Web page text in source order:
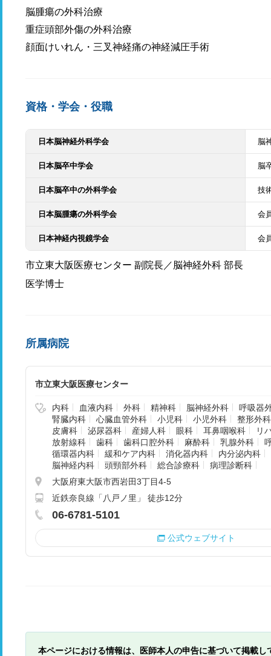
脳腫瘍の
重症頭部外傷
顔面けいれん・三叉神経痛の神経減圧手術
資格・学会・役職
日本脳神経外科学会 脳
日本脳卒中学会 脳
日本脳卒中の外科学会 技
日本脳腫瘍の外科学会 会
日本神経内視鏡学会 会
市立東大阪医療センター 副院長／脳神経外科 部長
医学博士
所属病院
市立東大阪医療センター
内科 血液内科 外科 精神科 脳神経外科
呼吸器
腎臓内科
心臓血管外科 小児科 小児外科
整形外科
皮膚科
泌尿器科 産婦人科 眼科 耳鼻咽喉科
リ
放射線科
歯科 歯科口腔外科 麻酔科 乳腺外科
循環器内科
緩和ケア内科 消化器内科
内分泌内科
脳神経内科
頭頸部外科 総合診療科
病理診断科
大阪府東大阪市西岩田3丁目4-5
近鉄奈良線「八戸ノ里」 徒歩12分
06-6781-5101
公式ウェブサイト
本ページにおける情報は、医師本人の申告に基づいて掲載